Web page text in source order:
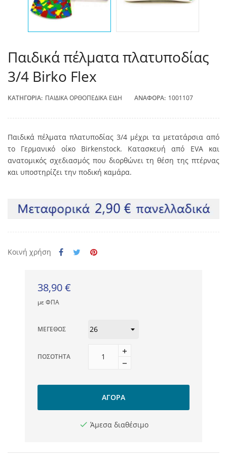
Παιδικά πέλματα πλατυποδίας
3/4 Birko Flex
ΚΑΤΗΓΟΡΊΑ: ΠΑΙΔΙΚΆ ΟΡΘΟΠΕΔΙΚΆ ΕΊΔΗ ΑΝΑΦΟΡΆ: 1001107
Παιδικά πέλματα πλατυποδίας 3/4 μέχρι τα μετατάρσια από
το Γερμανικό οίκο Birkenstock. Κατασκευή από EVA και
ανατομικός σχεδιασμός που διορθώνει τη θέση της πτέρνας
και υποστηρίζει την ποδική καμάρα.
Κοινή χρήση
38,90 €
με ΦΠΑ
ΜΈΓΕΘΟΣ
ΠΟΣΌΤΗΤΑ
ΑΓΟΡΆ
Άμεσα διαθέσιμο